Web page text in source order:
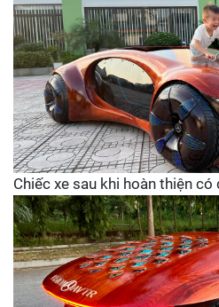
Chiếc xe sau khi hoàn thiện